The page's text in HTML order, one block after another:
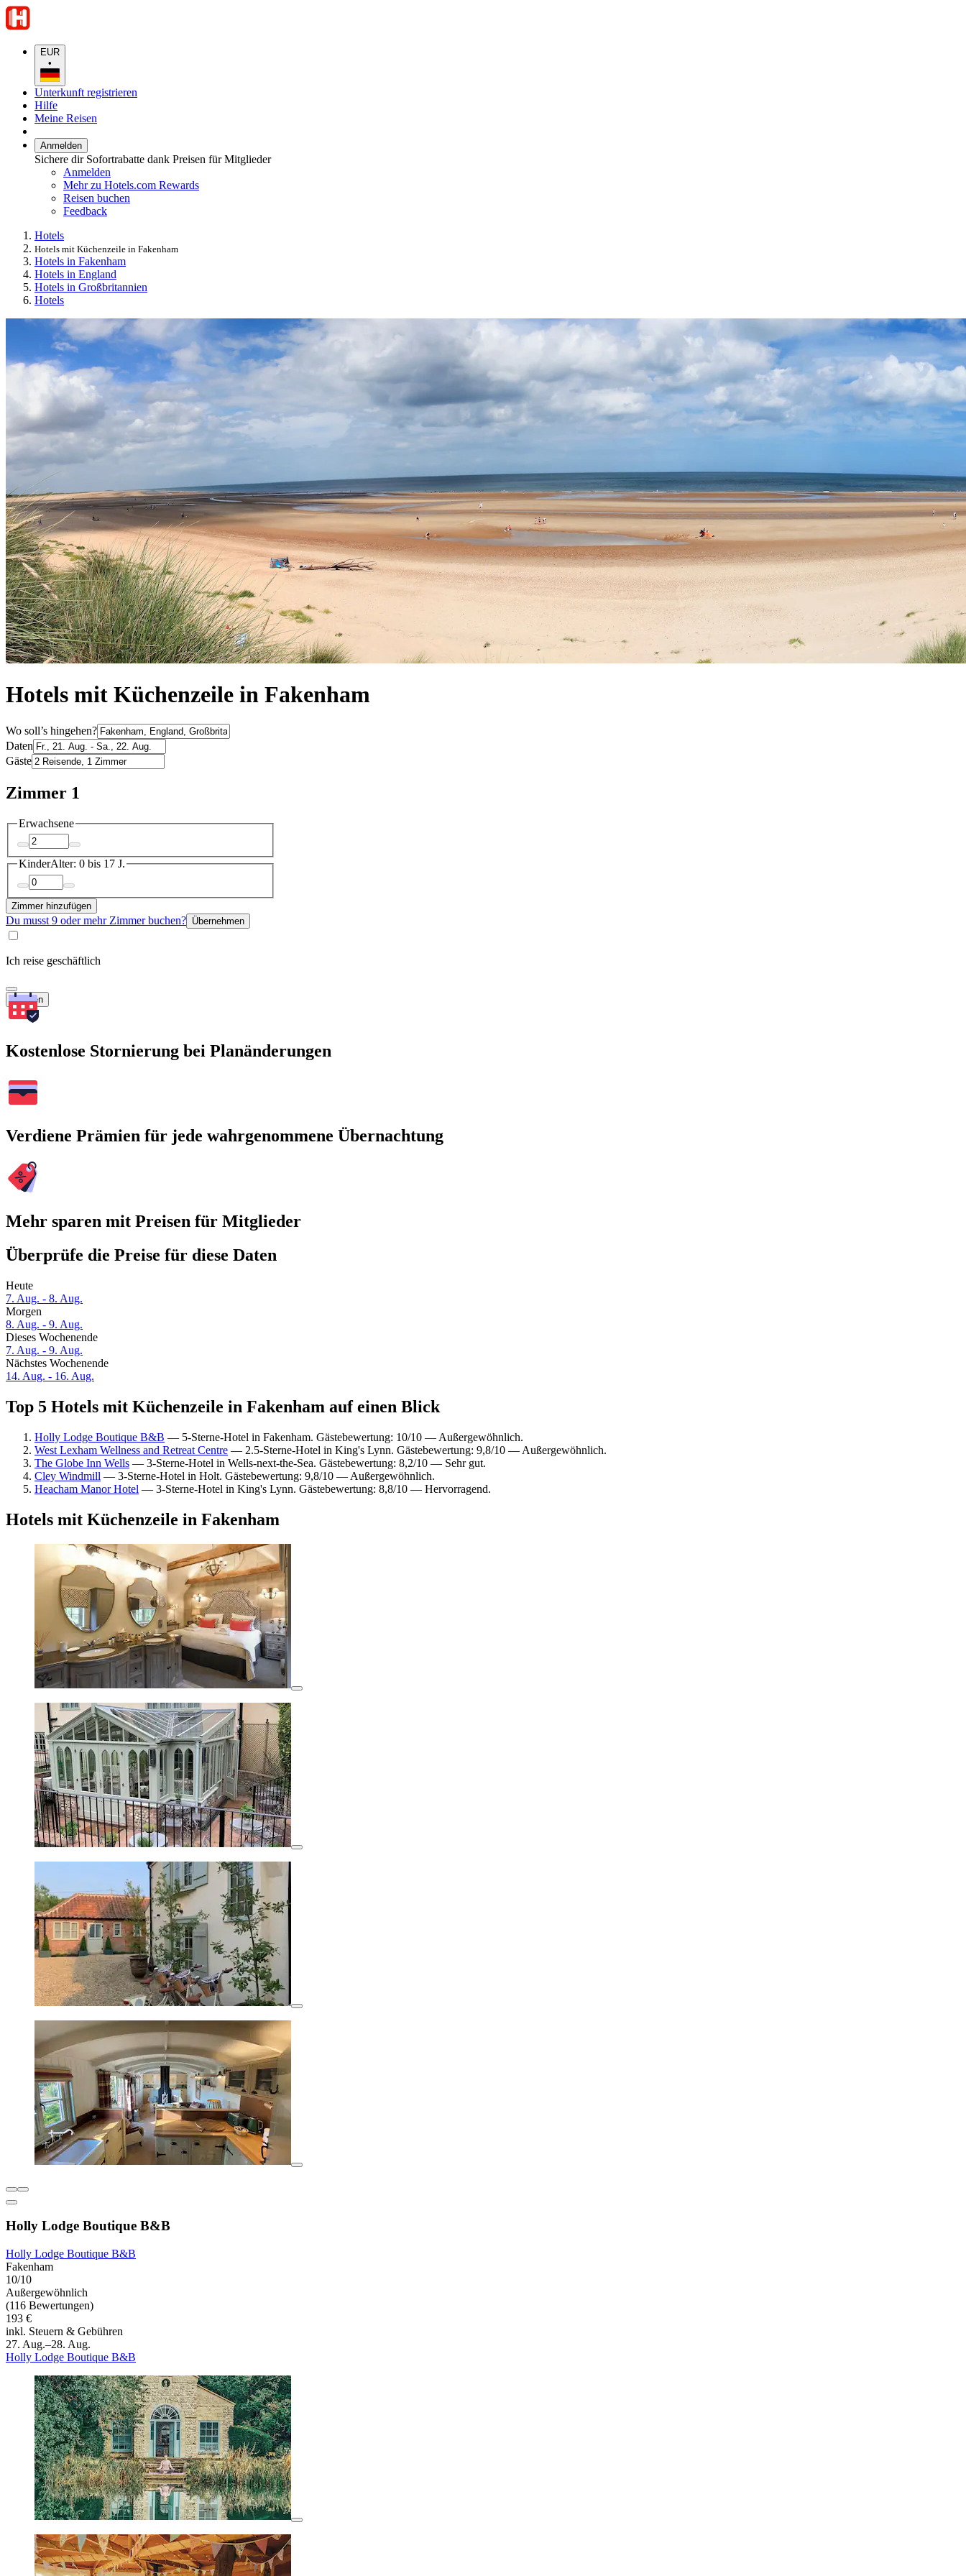
EUR
•
Unterkunft registrieren
Hilfe
Meine Reisen
Anmelden
Sichere dir Sofortrabatte dank Preisen für Mitglieder
Anmelden
Mehr zu Hotels.com Rewards
Reisen buchen
Feedback
Hotels
Hotels mit Küchenzeile in Fakenham
Hotels in Fakenham
Hotels in England
Hotels in Großbritannien
Hotels
Hotels mit Küchenzeile in Fakenham
Wo soll’s hingehen?
Daten
Gäste
Zimmer 1
Erwachsene
KinderAlter: 0 bis 17 J.
Zimmer hinzufügen
Du musst 9 oder mehr Zimmer buchen? Übernehmen
Ich reise geschäftlich
Suchen
Kostenlose Stornierung bei Planänderungen
Verdiene Prämien für jede wahrgenommene Übernachtung
Mehr sparen mit Preisen für Mitglieder
Überprüfe die Preise für diese Daten
Heute
7. Aug. - 8. Aug.
Morgen
8. Aug. - 9. Aug.
Dieses Wochenende
7. Aug. - 9. Aug.
Nächstes Wochenende
14. Aug. - 16. Aug.
Top 5 Hotels mit Küchenzeile in Fakenham auf einen Blick
Holly Lodge Boutique B&B — 5-Sterne-Hotel in Fakenham. Gästebewertung: 10/10 — Außergewöhnlich.
West Lexham Wellness and Retreat Centre — 2.5-Sterne-Hotel in King's Lynn. Gästebewertung: 9,8/10 — Außergewöhnlich.
The Globe Inn Wells — 3-Sterne-Hotel in Wells-next-the-Sea. Gästebewertung: 8,2/10 — Sehr gut.
Cley Windmill — 3-Sterne-Hotel in Holt. Gästebewertung: 9,8/10 — Außergewöhnlich.
Heacham Manor Hotel — 3-Sterne-Hotel in King's Lynn. Gästebewertung: 8,8/10 — Hervorragend.
Hotels mit Küchenzeile in Fakenham
Holly Lodge Boutique B&B
Holly Lodge Boutique B&B
Fakenham
10/10
Außergewöhnlich
(116 Bewertungen)
193 €
inkl. Steuern & Gebühren
27. Aug.–28. Aug.
Holly Lodge Boutique B&B